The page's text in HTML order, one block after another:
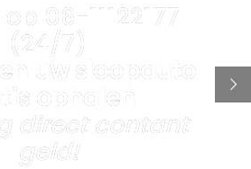
06-11122177
(24/7)
uw sloopauto
ophalen
direct contant
geld!